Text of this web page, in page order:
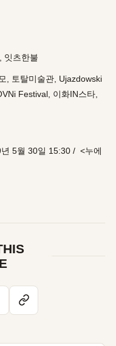
잇츠한불
, 토탈미술관, Ujazdowski
Festival, 이화IN스타,
5월 30일 15:30 / <누에